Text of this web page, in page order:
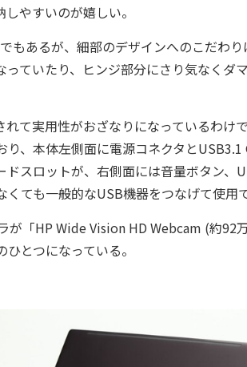
やすいのが嬉しい。
もあるが、細部のデザインへのこだわ
ていたり、ヒンジ部分にさり気なくダ
て実用性がおざなりになっているわけ
り、本体左側面に電源コネクタと
スロットが、右側面には音量ボタン、
ても一般的なUSB機器をつなげて使用
が「HP Wide Vision HD Webcam (約92
とつになっている。